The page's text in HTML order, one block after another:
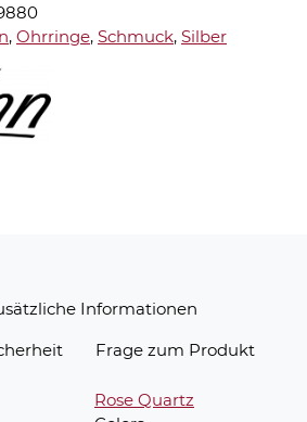
, Ohrringe, Schmuck, Silber
Informationen
Frage zum Produkt
Rose Quartz